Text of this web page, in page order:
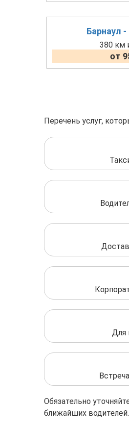
Барнаул
380 км
от
Перечень услуг,
Для
Обязательно
ближайших